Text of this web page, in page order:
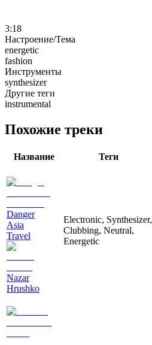
3:18
Настроение/Тема
energetic
fashion
Инструменты
synthesizer
Другие теги
instrumental
Похожие треки
Название Теги
Danger
Asia
Travel
Nazar
Hrushko
Electronic, Synthesizer,
Clubbing, Neutral,
Energetic